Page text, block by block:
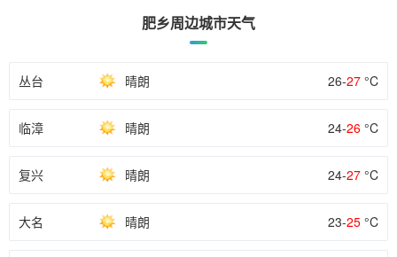
肥乡周边城市天气
丛台 晴朗 26-27 °C
临漳 晴朗 24-26 °C
复兴 晴朗 24-27 °C
大名 晴朗 23-25 °C